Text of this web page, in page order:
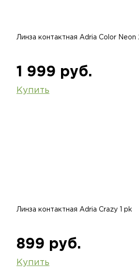
Линза контактная Adria Color Neon
1 999 руб.
Купить
Линза контактная Adria Crazy 1 pk
899 руб.
Купить